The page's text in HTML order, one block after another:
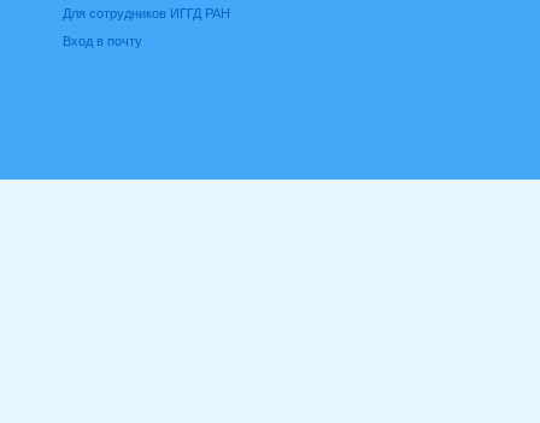
Для сотрудников ИГГД РАН
Вход в почту